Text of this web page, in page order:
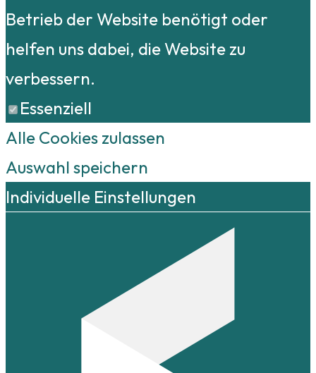
Betrieb der Website benötigt oder
helfen uns dabei, die Website zu
verbessern.
Essenziell
Alle Cookies zulassen
Auswahl speichern
Individuelle Einstellungen